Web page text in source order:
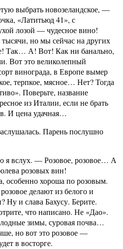
выбрать новозеландское, —
«Латитьюд 41», с
лозой — чудесное вино!
но мы сейчас на других
Так… А! Вот! Как ни банально,
Вот это великолепный
винограда, в Европе вымер
терпкое, мясное… Нет? Тогда
Поверьте, название
из Италии, если не брать
И цена удачная…
Парень послушно
вслух. — Розовое, розовое… А
розовых вин!
особенно хороша по розовым.
делают из белого и
Ну и слава Бахусу. Берите.
что написано. Не «Дао».
зимы, суровая почва…
но вот это розовое —
в восторге.